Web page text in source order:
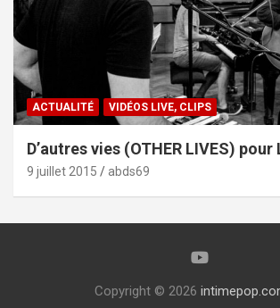
ACTUALITÉ VIDÉOS LIVE, CLIPS
D’autres vies (OTHER LIVES) pour
9 juillet 2015 abds69
Copyright © 2026